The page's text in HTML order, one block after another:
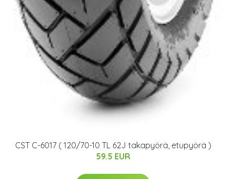
CST C-6017 ( 120/70-10 TL 62J takapyörä, etupyörä )
59.5 EUR